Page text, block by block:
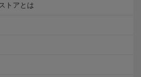
トアとは